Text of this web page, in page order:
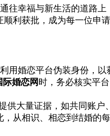
往幸福与新生活的道路
利获批，成为每一位申
用婚恋平台伪装身份，以
际婚恋网 时，务必核实平
供大量证据，如共同账户
从相识、相恋到结婚的